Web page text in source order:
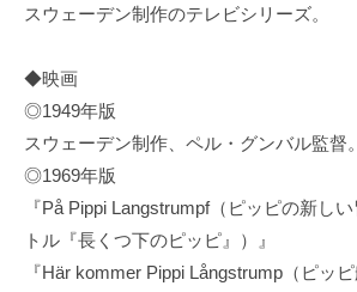
スウェーデン制作のテレビシリーズ。
◆映画
◎1949年版
スウェーデン制作、ペル・グンバル監督。
◎1969年版
『På Pippi Langstrumpf（ピッピの新し
トル『長くつ下のピッピ』）』
『Här kommer Pippi Långstrump（ピッピ